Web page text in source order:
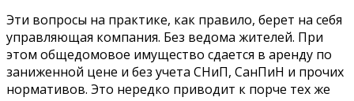
Эти вопросы на практике, как правило, берет на себя
управляющая компания. Без ведома жителей. При
этом общедомовое имущество сдается в аренду по
заниженной цене и без учета СНиП, СанПиН и прочих
нормативов. Это нередко приводит к порче тех же